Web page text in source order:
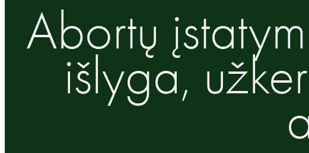
Abortų
išlyga,